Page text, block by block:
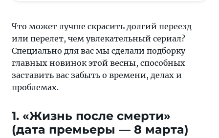
перелет,
сериал?
Специально
вас
мы
Что может лучше скрасить долгий переезд
или перелет, чем увлекательный сериал?
Специально для вас мы сделали подборку
главных новинок этой весны, способных
заставить вас забыть о времени, делах и
проблемах.
1. «Жизнь после смерти»
(дата премьеры — 8 марта)